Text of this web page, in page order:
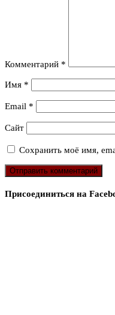
Комментарий *
Имя *
Email *
Сайт
Сохранить моё имя,
Присоединиться на